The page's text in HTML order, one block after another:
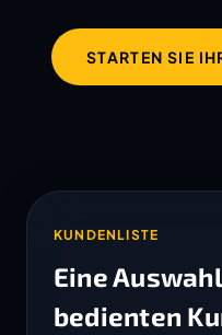
STARTEN SIE
KUNDENLISTE
Eine
bedienten